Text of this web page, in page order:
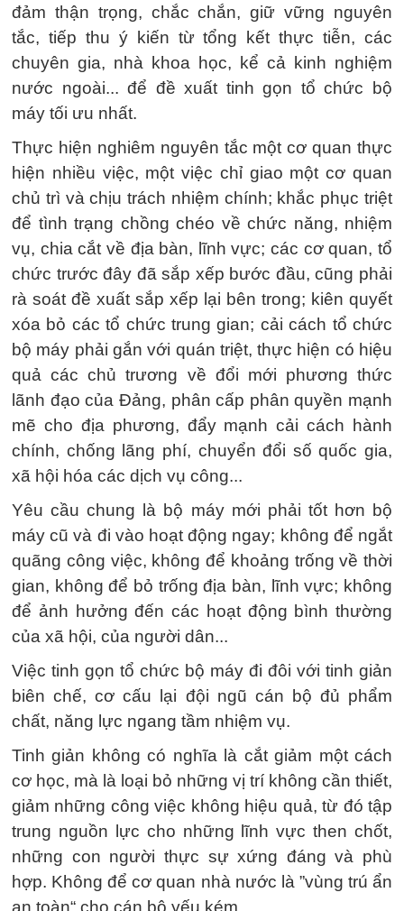
đảm thận trọng, chắc chắn, giữ vững nguyên
tắc, tiếp thu ý kiến từ tổng kết thực tiễn, các
chuyên gia, nhà khoa học, kể cả kinh nghiệm
nước ngoài... để đề xuất tinh gọn tổ chức bộ
máy tối ưu nhất.
Thực hiện nghiêm nguyên tắc một cơ quan thực
hiện nhiều việc, một việc chỉ giao một cơ quan
chủ trì và chịu trách nhiệm chính; khắc phục triệt
để tình trạng chồng chéo về chức năng, nhiệm
vụ, chia cắt về địa bàn, lĩnh vực; các cơ quan, tổ
chức trước đây đã sắp xếp bước đầu, cũng phải
rà soát đề xuất sắp xếp lại bên trong; kiên quyết
xóa bỏ các tổ chức trung gian; cải cách tổ chức
bộ máy phải gắn với quán triệt, thực hiện có hiệu
quả các chủ trương về đổi mới phương thức
lãnh đạo của Đảng, phân cấp phân quyền mạnh
mẽ cho địa phương, đẩy mạnh cải cách hành
chính, chống lãng phí, chuyển đổi số quốc gia,
xã hội hóa các dịch vụ công...
Yêu cầu chung là bộ máy mới phải tốt hơn bộ
máy cũ và đi vào hoạt động ngay; không để ngắt
quãng công việc, không để khoảng trống về thời
gian, không để bỏ trống địa bàn, lĩnh vực; không
để ảnh hưởng đến các hoạt động bình thường
của xã hội, của người dân...
Việc tinh gọn tổ chức bộ máy đi đôi với tinh giản
biên chế, cơ cấu lại đội ngũ cán bộ đủ phẩm
chất, năng lực ngang tầm nhiệm vụ.
Tinh giản không có nghĩa là cắt giảm một cách
cơ học, mà là loại bỏ những vị trí không cần thiết,
giảm những công việc không hiệu quả, từ đó tập
trung nguồn lực cho những lĩnh vực then chốt,
những con người thực sự xứng đáng và phù
hợp. Không để cơ quan nhà nước là ”vùng trú ẩn
an toàn“ cho cán bộ yếu kém.